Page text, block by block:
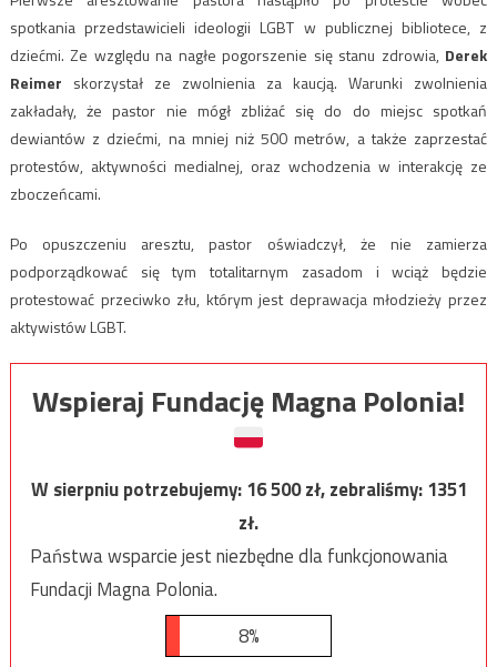
spotkania przedstawicieli ideologii LGBT w publicznej bibliotece, z
dziećmi. Ze względu na nagłe pogorszenie się stanu zdrowia, Derek
Reimer skorzystał ze zwolnienia za kaucją. Warunki zwolnienia
zakładały, że pastor nie mógł zbliżać się do do miejsc spotkań
dewiantów z dziećmi, na mniej niż 500 metrów, a także zaprzestać
protestów, aktywności medialnej, oraz wchodzenia w interakcję ze
zboczeńcami.
Po opuszczeniu aresztu, pastor oświadczył, że nie zamierza
podporządkować się tym totalitarnym zasadom i wciąż będzie
protestować przeciwko złu, którym jest deprawacja młodzieży przez
aktywistów LGBT.
Wspieraj Fundację Magna Polonia!
W sierpniu potrzebujemy:16 500zł, zebraliśmy:1351
zł.
Państwa wsparcie jest niezbędne dla funkcjonowania
Fundacji Magna Polonia.
8%